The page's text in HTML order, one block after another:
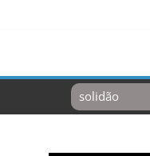
Resultados
Para: